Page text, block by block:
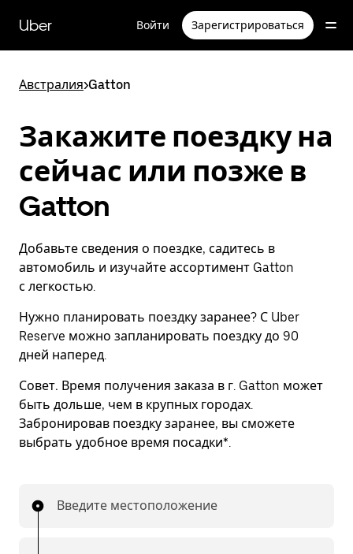
перейти
к
Uber Войти Зарегистрироваться
Австралия>Gatton
Закажите поездку на
сейчас или позже в
Gatton
Добавьте сведения о поездке, садитесь в
автомобиль и изучайте ассортимент Gatton
с легкостью.
Нужно планировать поездку заранее? С Uber
Reserve можно запланировать поездку до 90
дней наперед.
Совет. Время получения заказа в г. Gatton может
быть дольше, чем в крупных городах.
Забронировав поездку заранее, вы сможете
выбрать удобное время посадки*.
Введите местоположение